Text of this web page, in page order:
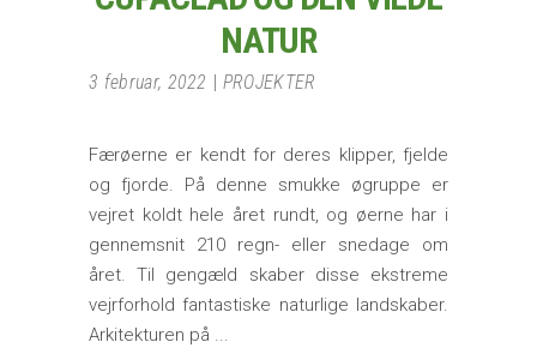
NATUR
3 februar, 2022 PROJEKTER
Færøerne er kendt for deres klipper, fjelde
og fjorde. På denne smukke øgruppe er
vejret koldt hele året rundt, og øerne har i
gennemsnit 210 regn- eller snedage om
året. Til gengæld skaber disse ekstreme
vejrforhold fantastiske naturlige landskaber.
Arkitekturen på